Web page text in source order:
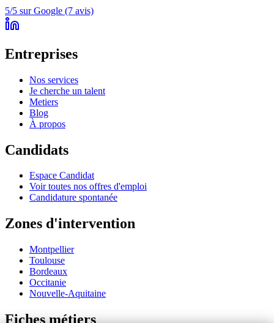
5/5 sur Google (7 avis)
Entreprises
Nos services
Je cherche un talent
Metiers
Blog
À propos
Candidats
Espace Candidat
Voir toutes nos offres d'emploi
Candidature spontanée
Zones d'intervention
Montpellier
Toulouse
Bordeaux
Occitanie
Nouvelle-Aquitaine
Fiches métiers